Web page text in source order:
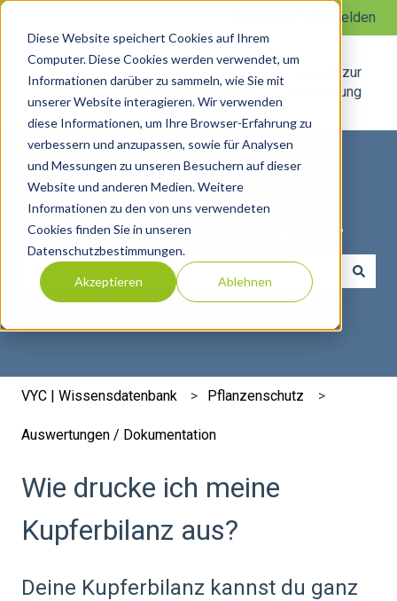
Diese Website speichert Cookies auf Ihrem
Computer. Diese Cookies werden verwendet, um
Informationen darüber zu sammeln, wie Sie mit
unserer Website interagieren. Wir verwenden
diese Informationen, um Ihre Browser-Erfahrung zu
verbessern und anzupassen, sowie für Analysen
und Messungen zu unseren Besuchern auf dieser
Website und anderen Medien. Weitere
Informationen zu den von uns verwendeten
Cookies finden Sie in unseren
Datenschutzbestimmungen.
Akzeptieren Ablehnen
Anmelden
VYC |
Wissensdatenbank
zurück zur
Anwendung
Hallo. Wie können wir dir helfen?
Es gibt keine Vorschläge, da das Suchfeld leer ist.
VYC | Wissensdatenbank Pflanzenschutz
Auswertungen / Dokumentation
Wie drucke ich meine
Kupferbilanz aus?
Deine Kupferbilanz kannst du ganz